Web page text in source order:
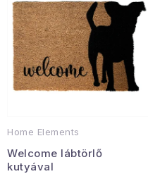
Gyűjtemény
Egészség és szépség
Sport és szabadban
Sziasztok, hív a nyár.
k
s
j
a
k
r
e
n
z
é
Home Elements
Welcome lábtörlő
kutyával